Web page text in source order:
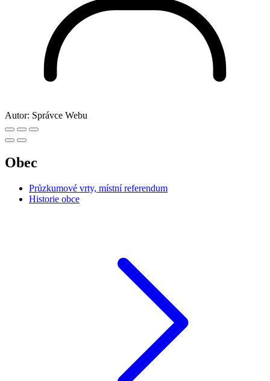
Autor: Správce Webu
Obec
Průzkumové vrty, místní referendum
Historie obce